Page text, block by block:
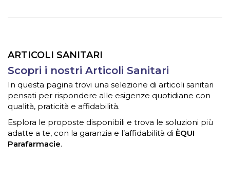
ARTICOLI SANITARI
Scopri i nostri Articoli Sanitari
In questa pagina trovi una selezione di articoli sanitari
pensati per rispondere alle esigenze quotidiane con
qualità, praticità e affidabilità.
Esplora le proposte disponibili e trova le soluzioni più
adatte a te, con la garanzia e l’affidabilità di ÈQUI
Parafarmacie.